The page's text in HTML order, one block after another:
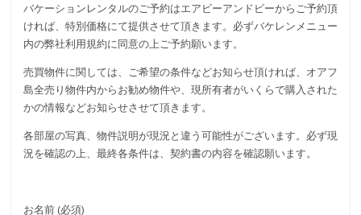
バケーションレンタルのご予約はエアビーアンドビーからご予約頂
ければ、特別価格にて提供させて頂きます。必ずバケレンメニュー
内の弊社利用規約に同意の上ご予約願います。
売買物件に関しては、ご希望の条件などお知らせ頂ければ、オアフ
島全売り物件内からお勧め物件や、現所有者がいくらで購入された
かの情報などお知らせさせて頂きます。
各部屋の写真、物件説明が現況と違う可能性がございます。必ず現
況を確認の上、最終各条件は、契約書の内容を確認願います。
お名前 (必須)